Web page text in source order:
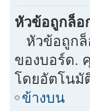
หัวข้อถูกล็อ
หัวข้อถูกล็
ของบอร์ด.
โดยอัตโนมั
ข้างบน